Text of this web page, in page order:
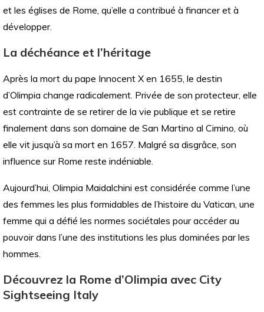
et les églises de Rome, qu’elle a contribué à financer et à
développer.
La déchéance et l’héritage
Après la mort du pape Innocent X en 1655, le destin
d’Olimpia change radicalement. Privée de son protecteur, elle
est contrainte de se retirer de la vie publique et se retire
finalement dans son domaine de San Martino al Cimino, où
elle vit jusqu’à sa mort en 1657. Malgré sa disgrâce, son
influence sur Rome reste indéniable.
Aujourd’hui, Olimpia Maidalchini est considérée comme l’une
des femmes les plus formidables de l’histoire du Vatican, une
femme qui a défié les normes sociétales pour accéder au
pouvoir dans l’une des institutions les plus dominées par les
hommes.
Découvrez la Rome d’Olimpia avec City
Sightseeing Italy